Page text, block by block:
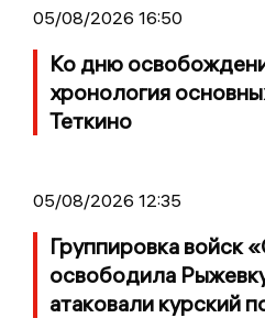
05/08/2026 16:50
Ко дню
хронология
Теткино
05/08/2026 12:35
Группировка войск
освободила
атаковали курский